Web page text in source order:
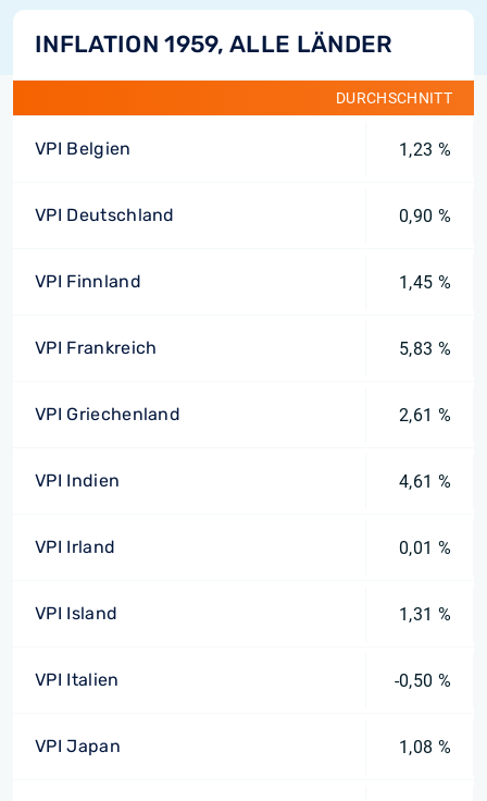
INFLATION 1959, ALLE LÄNDER
DURCHSCHNITT
VPI Belgien 1,23 %
VPI Deutschland 0,90 %
VPI Finnland 1,45 %
VPI Frankreich 5,83 %
VPI Griechenland 2,61 %
VPI Indien 4,61 %
VPI Irland 0,01 %
VPI Island 1,31 %
VPI Italien -0,50 %
VPI Japan 1,08 %